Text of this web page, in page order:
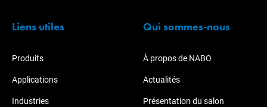
Liens utiles
Produits
Applications
Industries
Qui sommes-nous
À propos de NABO
Actualités
Présentation du salon